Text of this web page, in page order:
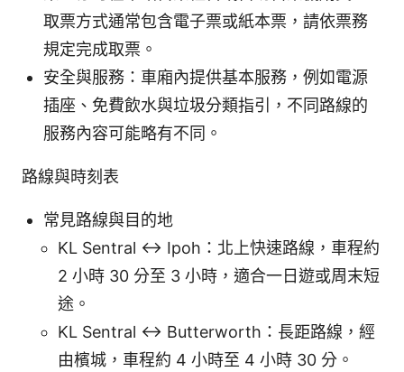
取票方式通常包含電子票或紙本票，請依票務
規定完成取票。
安全與服務：車廂內提供基本服務，例如電源
插座、免費飲水與垃圾分類指引，不同路線的
服務內容可能略有不同。
路線與時刻表
常見路線與目的地
KL Sentral ↔ Ipoh：北上快速路線，車程約
2 小時 30 分至 3 小時，適合一日遊或周末短
途。
KL Sentral ↔ Butterworth：長距路線，經
由檳城，車程約 4 小時至 4 小時 30 分。